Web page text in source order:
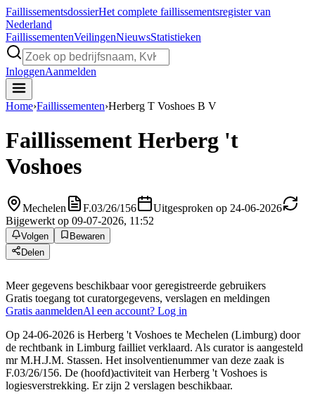
FaillissementsdossierHet complete faillissementsregister van
Nederland
FaillissementenVeilingenNieuwsStatistieken
InloggenAanmelden
Home›Faillissementen›Herberg T Voshoes B V
Faillissement Herberg 't
Voshoes
Mechelen F.03/26/156
Uitgesproken op 24-06-2026
Bijgewerkt op 09-07-2026, 11:52
Volgen
Bewaren
Delen
Meer gegevens beschikbaar voor geregistreerde gebruikers
Gratis toegang tot curatorgegevens, verslagen en meldingen
Gratis aanmeldenAl een account? Log in
Op 24-06-2026 is Herberg 't Voshoes te Mechelen (Limburg) door
de rechtbank in Limburg failliet verklaard. Als curator is aangesteld
mr M.H.J.M. Stassen. Het insolventienummer van deze zaak is
F.03/26/156. De (hoofd)activiteit van Herberg 't Voshoes is
logiesverstrekking. Er zijn 2 verslagen beschikbaar.